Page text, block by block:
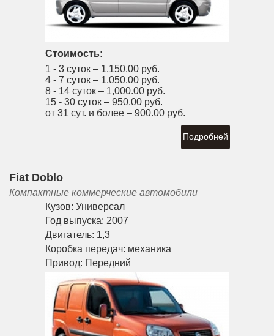
Стоимость:
1 - 3 суток – 1,150.00 руб.
4 - 7 суток – 1,050.00 руб.
8 - 14 суток – 1,000.00 руб.
15 - 30 суток – 950.00 руб.
от 31 сут. и более – 900.00 руб.
Подробней
Fiat Doblo
Компактные коммерческие автомобили
Кузов: Универсал
Год выпуска: 2007
Двигатель: 1,3
Коробка передач: механика
Привод: Передний